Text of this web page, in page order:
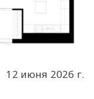
12 июня 2026 г.